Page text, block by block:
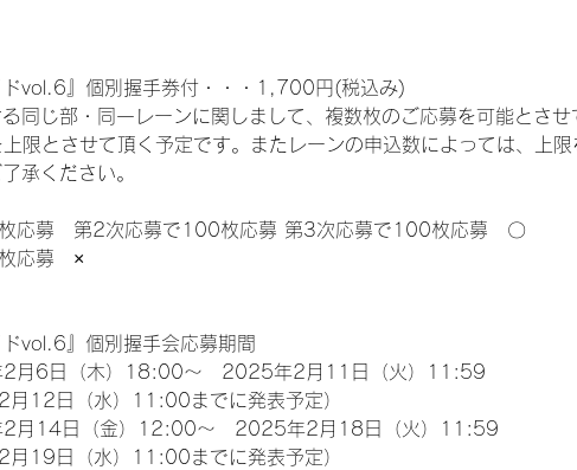
ドvol.6』個別握手券付・・・1,700円(税込み)
同じ部・同一レーンに関しまして、複数枚のご応募を可能とさ
限とさせて頂く予定です。またレーンの申込数によっては、上
承ください。
応募　第2次応募で100枚応募 第3次応募で100枚応募　〇
募　×
vol.6』個別握手会応募期間
2月6日（木）18:00～　2025年2月11日（火）11:59
月12日（水）11:00までに発表予定）
2月14日（金）12:00～　2025年2月18日（火）11:59
月19日（水）11:00までに発表予定）